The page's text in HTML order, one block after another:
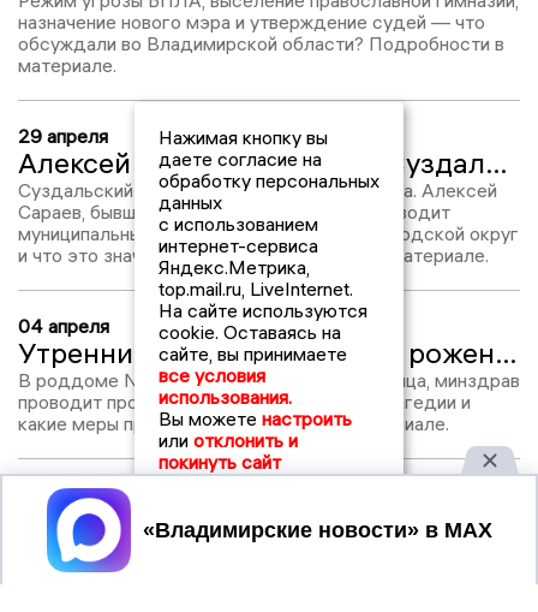
назначение нового мэра и утверждение судей — что
обсуждали во Владимирской области? Подробности в
материале.
29 апреля
Алексей Сараев возглавил Суздальский муниципальный округ
Суздальский район разделили на два округа. Алексей
Сараев, бывший главой района, теперь руководит
муниципальным округом. Кто возглавил городской округ
и что это значит для региона — читайте в материале.
04 апреля
Утренний дайджест: смерть роженицы, назначение глав Суздаля и Суздальского округа и фальшивые квитанции
В роддоме №2 Владимира погибла роженица, минздрав
проводит проверку. Что стало причиной трагедии и
какие меры примут — подробности в материале.
03 апреля
Суздальский район разделили на два округа, прошли
выборы в Советы. Кавинов и Сараев стали врио глав
Нажимая кнопку вы
даете согласие на
обработку персональных
данных
с использованием
интернет-сервиса
Яндекс.Метрика,
top.mail.ru, LiveInternet.
На сайте используются
cookie. Оставаясь на
сайте, вы принимаете
все условия
использования.
Вы можете настроить
или отклонить и
покинуть сайт
Принять